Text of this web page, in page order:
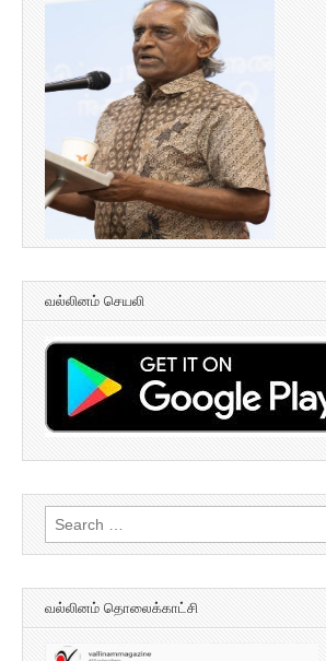
வல்லினம் செயலி
Search
for:
வல்லினம் தொலைக்காட்சி